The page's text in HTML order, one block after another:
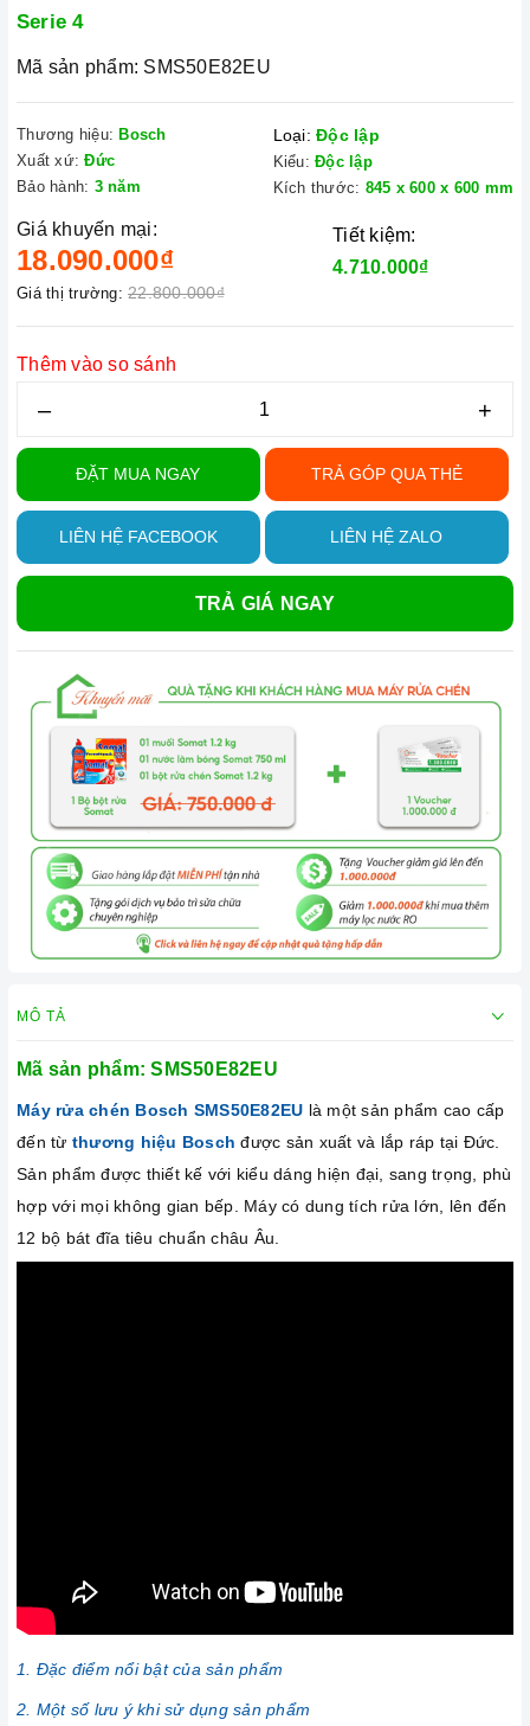
Serie 4
Mã sản phẩm: SMS50E82EU
Thương hiệu: Bosch
Xuất xứ: Đức
Bảo hành: 3 năm
Loại: Độc lập
Kiểu: Độc lập
Kích thước: 845 x 600 x 600 mm
Giá khuyến mại:
18.090.000₫
Giá thị trường: 22.800.000₫
Tiết kiệm:
4.710.000₫
Thêm vào so sánh
– +
ĐẶT MUA NGAY TRẢ GÓP QUA THẺ
LIÊN HỆ FACEBOOK LIÊN HỆ ZALO
TRẢ GIÁ NGAY
MÔ TẢ
Mã sản phẩm:SMS50E82EU
Máy rửa chén Bosch SMS50E82EU là một sản phẩm cao cấp
đến từ thương hiệu Bosch được sản xuất và lắp ráp tại Đức.
Sản phẩm được thiết kế với kiểu dáng hiện đại, sang trọng, phù
hợp với mọi không gian bếp. Máy có dung tích rửa lớn, lên đến
12 bộ bát đĩa tiêu chuẩn châu Âu.
1. Đặc điểm nổi bật của sản phẩm
2. Một số lưu ý khi sử dụng sản phẩm